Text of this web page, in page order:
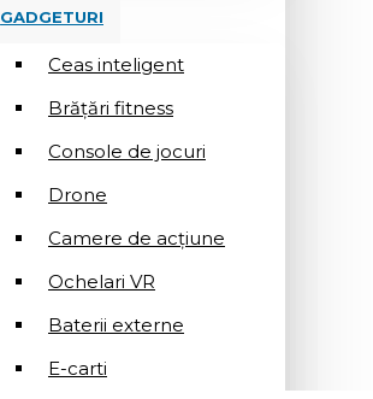
GADGETURI
Ceas inteligent
Brățări fitness
Console de jocuri
Drone
Camere de acțiune
Ochelari VR
Baterii externe
E-carti